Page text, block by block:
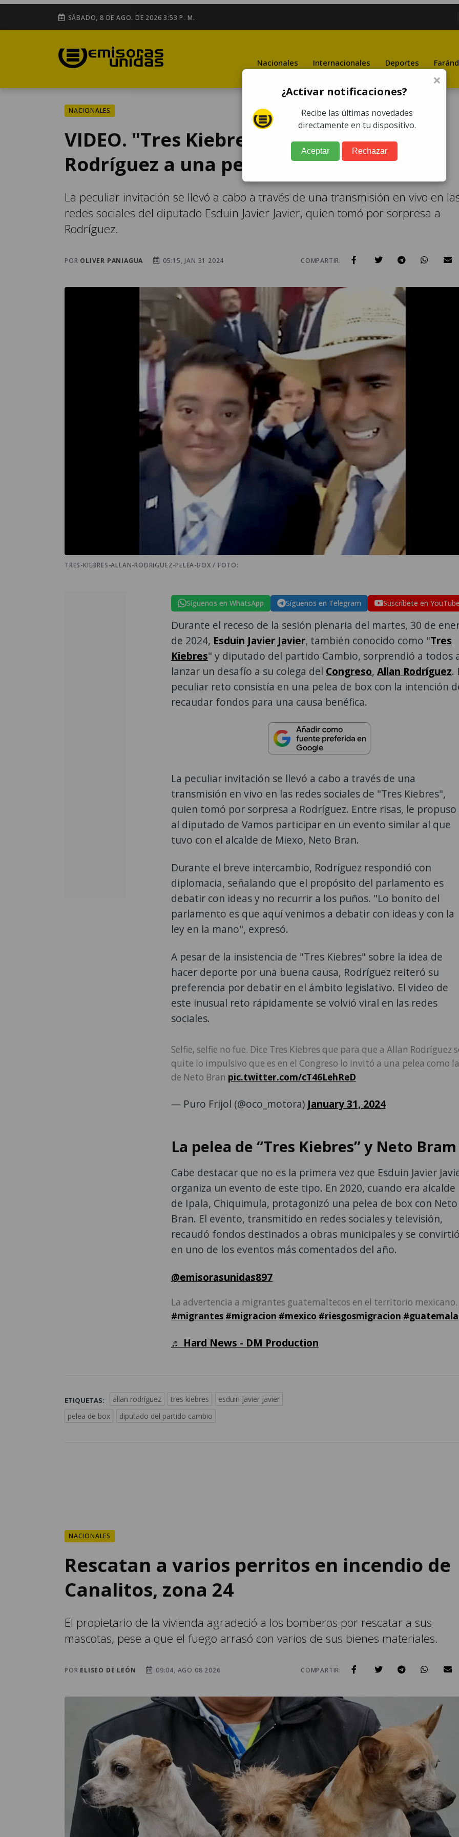
SÁBADO, 8 DE AGO. DE 2026 3:53 P. M.
Nacionales Internacionales Deportes
NACIONALES
VIDEO. "Tres Kiebres" reta a Allan
Rodríguez a una pelea de box
La peculiar invitación se llevó a cabo a través de una transmisión en vivo en
redes sociales del diputado Esduin Javier Javier, quien tomó por sorpresa a
Rodríguez.
POR OLIVER PANIAGUA 05:15, JAN 31 2024 COMPARTIR:
TRES-KIEBRES-ALLAN-RODRIGUEZ-PELEA-BOX / FOTO:
Síguenos en WhatsApp Síguenos en Telegram Suscríbete en YouTube
Durante el receso de la sesión plenaria del martes, 30 de
de 2024, Esduin Javier Javier, también conocido como "Tres
Kiebres" y diputado del partido Cambio, sorprendió a todos
lanzar un desafío a su colega del Congreso, Allan Rodríguez.
peculiar reto consistía en una pelea de box con la intención
recaudar fondos para una causa benéfica.
La peculiar invitación se llevó a cabo a través de una
transmisión en vivo en las redes sociales de "Tres Kiebres",
quien tomó por sorpresa a Rodríguez. Entre risas, le propuso
al diputado de Vamos participar en un evento similar al que
tuvo con el alcalde de Miexo, Neto Bran.
Durante el breve intercambio, Rodríguez respondió con
diplomacia, señalando que el propósito del parlamento es
debatir con ideas y no recurrir a los puños. "Lo bonito del
parlamento es que aquí venimos a debatir con ideas y con la
ley en la mano", expresó.
A pesar de la insistencia de "Tres Kiebres" sobre la idea de
hacer deporte por una buena causa, Rodríguez reiteró su
preferencia por debatir en el ámbito legislativo. El video de
este inusual reto rápidamente se volvió viral en las redes
sociales.
Selfie, selfie no fue. Dice Tres Kiebres que para que a Allan Rodríguez
quite lo impulsivo que es en el Congreso lo invitó a una pelea como la
de Neto Bran pic.twitter.com/cT46LehReD
— Puro Frijol (@oco_motora) January 31, 2024
La pelea de “Tres Kiebres” y Neto Bram
Cabe destacar que no es la primera vez que Esduin Javier
organiza un evento de este tipo. En 2020, cuando era alcalde
de Ipala, Chiquimula, protagonizó una pelea de box con Neto
Bran. El evento, transmitido en redes sociales y televisión,
recaudó fondos destinados a obras municipales y se convirtió
en uno de los eventos más comentados del año.
@emisorasunidas897
La advertencia a migrantes guatemaltecos en el territorio mexicano.
#migrantes #migracion #mexico #riesgosmigracion #guatemala
♬ Hard News - DM Production
ETIQUETAS: allan rodríguez tres kiebres
esduin javier javier
pelea de box
diputado del partido cambio
NACIONALES
Rescatan a varios perritos en incendio de
Canalitos, zona 24
El propietario de la vivienda agradeció a los bomberos por rescatar a sus
mascotas, pese a que el fuego arrasó con varios de sus bienes materiales.
POR ELISEO DE LEÓN 09:04, AGO 08 2026 COMPARTIR:
×
¿Activar notificaciones?
Recibe las últimas novedades
directamente en tu dispositivo.
Aceptar Rechazar